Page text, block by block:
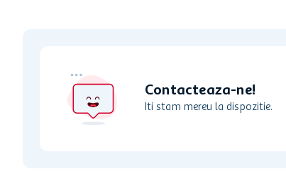
Contacteaza-ne!
Iti stam mereu la dispozitie.